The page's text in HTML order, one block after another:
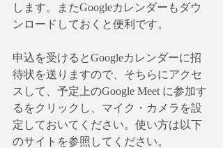
します。またGoogleカレンダーもダウ
ンロードしておくと便利です。
申込を受けるとGoogleカレンダーに招
待状を送りますので、そちらにアクセ
スして、予定上のGoogle Meet に参加す
るをクリックし、マイク・カメラを設
定しておいてください。使い方は以下
のサイトを参照してください。